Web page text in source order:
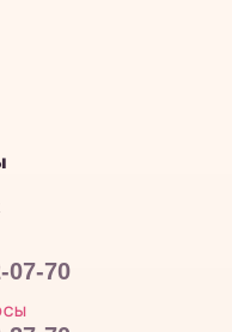
07-70